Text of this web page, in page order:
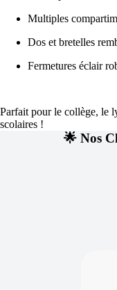
Multiples
Dos et bretelles
Fermetures éclair
Parfait pour le collège, le
scolaires !
🌟 Nos